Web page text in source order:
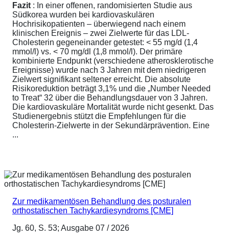
Fazit : In einer offenen, randomisierten Studie aus
Südkorea wurden bei kardiovaskulären
Hochrisikopatienten – überwiegend nach einem
klinischen Ereignis – zwei Zielwerte für das LDL-
Cholesterin gegeneinander getestet: < 55 mg/d (1,4
mmol/l) vs. < 70 mg/dl (1,8 mmol/l). Der primäre
kombinierte Endpunkt (verschiedene atherosklerotische
Ereignisse) wurde nach 3 Jahren mit dem niedrigeren
Zielwert signifikant seltener erreicht. Die absolute
Risikoreduktion beträgt 3,1% und die „Number Needed
to Treat“ 32 über die Behandlungsdauer von 3 Jahren.
Die kardiovaskuläre Mortalität wurde nicht gesenkt. Das
Studienergebnis stützt die Empfehlungen für die
Cholesterin-Zielwerte in der Sekundärprävention. Eine
...
Zur medikamentösen Behandlung des posturalen
orthostatischen Tachykardiesyndroms [CME]
Jg. 60, S. 53; Ausgabe 07 / 2026